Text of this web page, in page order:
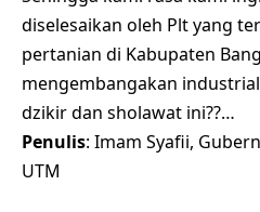
diselesaikan oleh Plt yang
pertanian di Kabupaten
mengembangakan
dzikir dan sholawat ini??…
Penulis: Imam Syafii,
UTM